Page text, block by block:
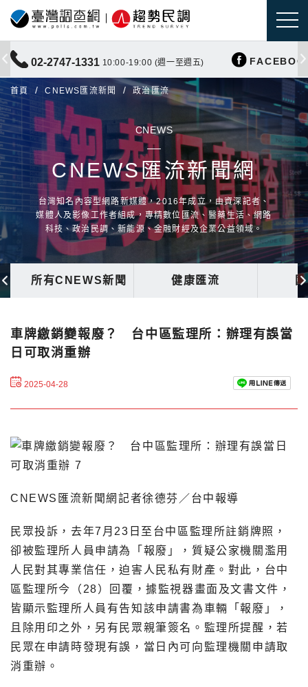
02-2747-1331 10:00-19:00 (週一至週五)
首頁 CNEWS匯流新聞 政治匯流
CNEWS
CNEWS匯流新聞網
台灣知名內容型網路新媒體，2016年成立，由資深記者、
媒體人及影像工作者組成，專精數位匯流、醫藥生活、網路
科技、政治民調、新能源、金融財經及企業公益領域。
所有CNEWS新聞 健康匯流
車牌繳銷變報廢？ 台中區監理所：辦理有誤當
日可取消重辦
2025-04-28
CNEWS匯流新聞網記者徐德芬／台中報導
民眾投訴，去年7月23日至台中區監理所註銷牌照，
卻被監理所人員申請為「報廢」，質疑公家機關濫用
人民對其專業信任，迫害人民私有財產。對此，台中
區監理所今（28）回覆，據監視器畫面及文書文件，
皆顯示監理所人員有告知該申請書為車輛「報廢」，
且除用印之外，另有民眾親筆簽名。監理所提醒，若
民眾在申請時發現有誤，當日內可向監理機關申請取
消重辦。